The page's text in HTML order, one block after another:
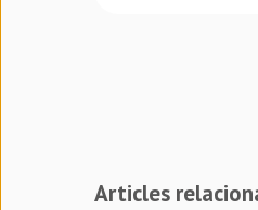
Articles